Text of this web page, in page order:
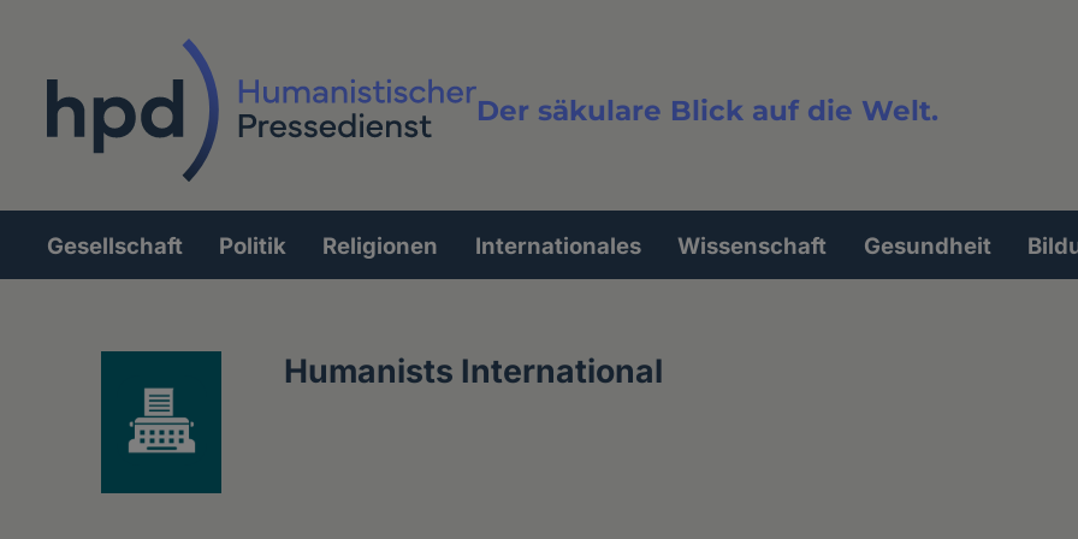
Der säkulare Blick auf die Welt.
Volltextsuche
Hauptnavigation
Gesellschaft Politik Religionen Internationales Wissenschaft Gesundheit
Humanists International